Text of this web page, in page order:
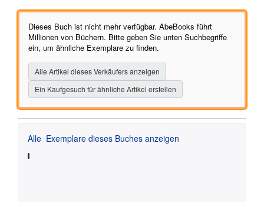
5
Sternen
Dieses Buch ist nicht mehr verfügbar. AbeBooks führt
Millionen von Büchern. Bitte geben Sie unten Suchbegriffe
ein, um ähnliche Exemplare zu finden.
Alle Artikel dieses Verkäufers anzeigen
Ein Kaufgesuch für ähnliche Artikel erstellen
Alle Exemplare dieses Buches anzeigen